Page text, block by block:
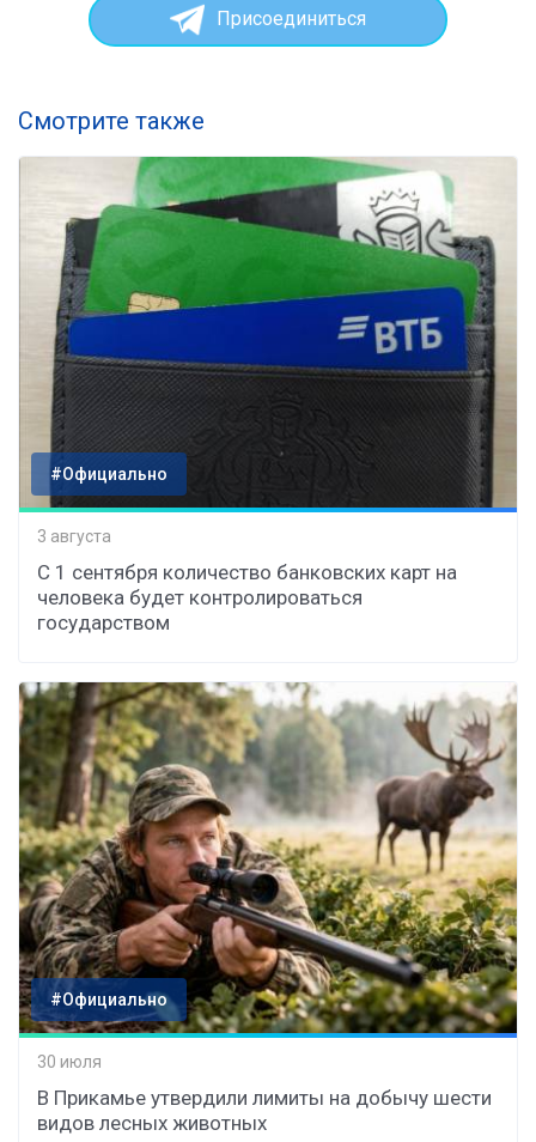
Присоединиться
Смотрите также
#Официально
3 августа
С 1 сентября количество банковских карт на
человека будет контролироваться
государством
#Официально
30 июля
В Прикамье утвердили лимиты на добычу шести
видов лесных животных